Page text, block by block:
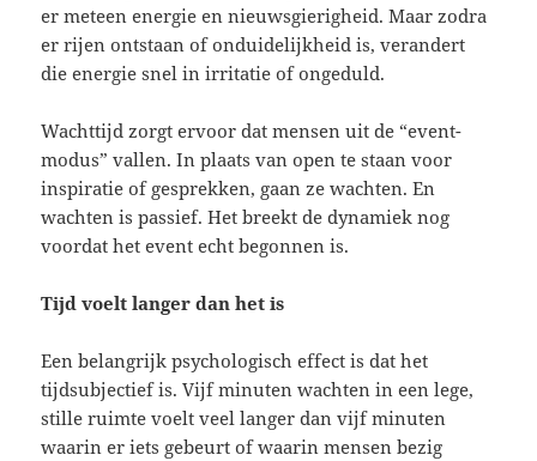
er meteen energie en nieuwsgierigheid. Maar zodra
er rijen ontstaan of onduidelijkheid is, verandert
die energie snel in irritatie of ongeduld.
Wachttijd zorgt ervoor dat mensen uit de “event-
modus” vallen. In plaats van open te staan voor
inspiratie of gesprekken, gaan ze wachten. En
wachten is passief. Het breekt de dynamiek nog
voordat het event echt begonnen is.
Tijd voelt langer dan het is
Een belangrijk psychologisch effect is dat het
tijdsubjectief is. Vijf minuten wachten in een lege,
stille ruimte voelt veel langer dan vijf minuten
waarin er iets gebeurt of waarin mensen bezig